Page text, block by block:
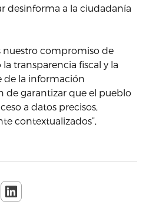
desinforma a la ciudadanía
nuestro compromiso de
transparencia fiscal y la
de la información
de garantizar que el pueblo
a datos precisos,
contextualizados”,